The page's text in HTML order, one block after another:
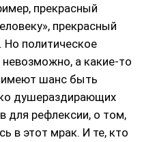
прекрасный
прекрасный
Но политическое
а какие-то
имеют шанс быть
душераздирающих
для рефлексии, о том,
в этот мрак. И те, кто